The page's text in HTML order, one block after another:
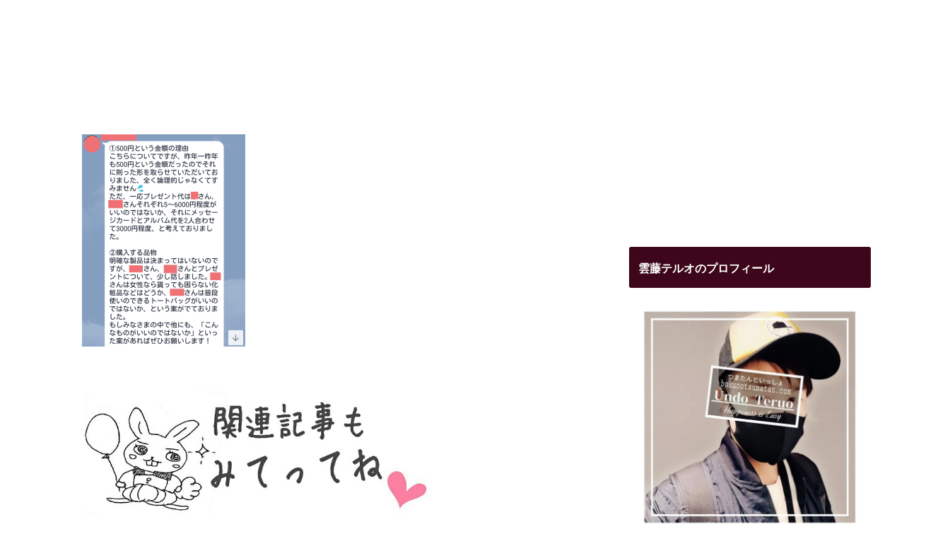
雲藤テルオのプロフィール